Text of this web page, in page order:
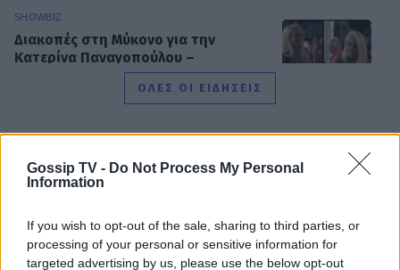
Gossip TV - Do Not Process My Personal
Information
If you wish to opt-out of the sale, sharing to third parties, or
processing of your personal or sensitive information for
targeted advertising by us, please use the below opt-out
SHOWBIZ
Διακοπές στη Μύκονο για την
Κατερίνα Παναγοπούλου –
Ηλιοκαμένη και με σιλουέτα που
Βασίλης Τσεκούρας – Γωγώ Μπαλή:
Γάμος για τους δυο δημοσιογράφους
ΟΛΕΣ ΟΙ ΕΙΔΗΣΕΙΣ
DPG NETWORK